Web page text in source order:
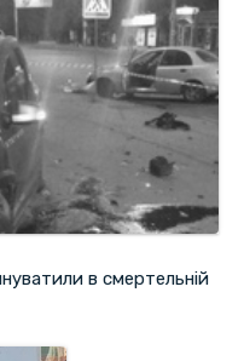
в смертельній